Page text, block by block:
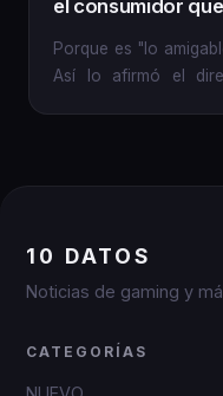
el consumidor
Porque es "lo
Así lo afirmó el
10 DATOS
Noticias de gaming y
CATEGORÍAS